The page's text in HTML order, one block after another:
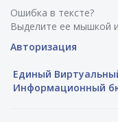
Ошибка в тексте?
Выделите ее мышкой
Авторизация
Единый
Информационный